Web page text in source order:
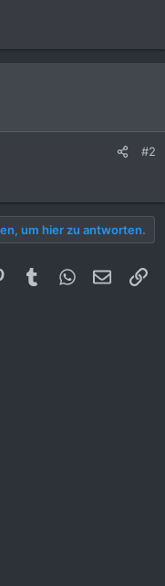
#2
um hier zu antworten.
PinterestTumblrWhatsApp
E-Mail